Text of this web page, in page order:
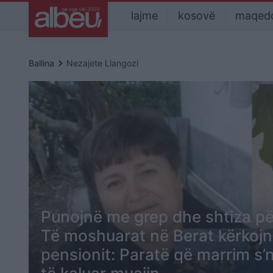
lajme kosovë
Ballina keyboard_arrow_right Nezajete Llangozi
Punojnë me grep dhe shtiza
Të moshuarat në Berat
pensionit: Paratë që marrim